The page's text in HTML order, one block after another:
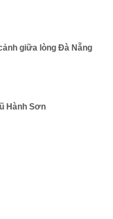
giữa lòng Đà Nẵng
Hành Sơn